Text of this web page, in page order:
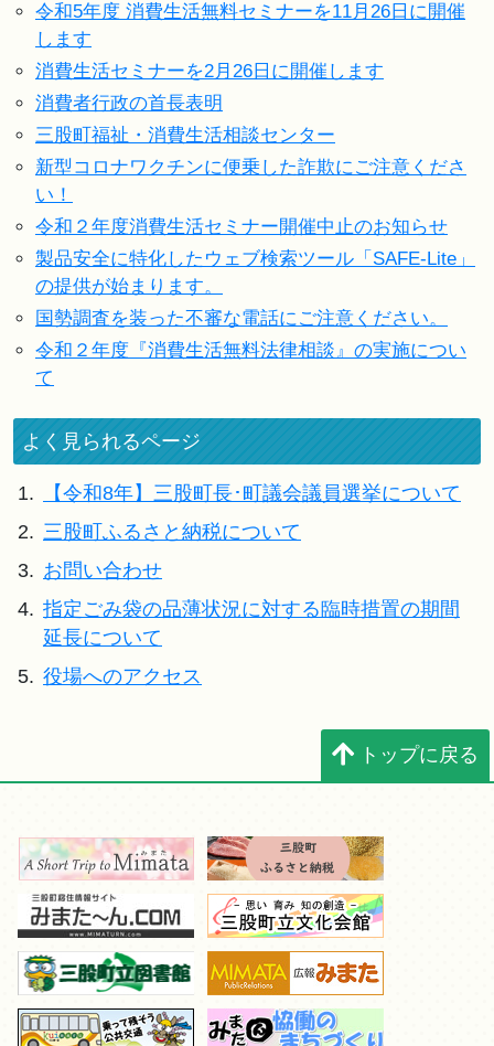
令和5年度 消費生活無料セミナーを11月26日に開催
します
消費生活セミナーを2月26日に開催します
消費者行政の首長表明
三股町福祉・消費生活相談センター
新型コロナワクチンに便乗した詐欺にご注意くださ
い！
令和２年度消費生活セミナー開催中止のお知らせ
製品安全に特化したウェブ検索ツール「SAFE-Lite」
の提供が始まります。
国勢調査を装った不審な電話にご注意ください。
令和２年度『消費生活無料法律相談』の実施につい
て
よく見られるページ
1.
【令和8年】三股町長･町議会議員選挙について
2. 三股町ふるさと納税について
3. お問い合わせ
4. 指定ごみ袋の品薄状況に対する臨時措置の期間
延長について
5. 役場へのアクセス
トップに戻る